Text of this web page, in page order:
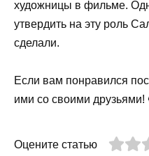
художницы в фильме.
утвердить на эту роль
сделали.
Если вам понравился
ими со своими друзьями!
Оцените статью